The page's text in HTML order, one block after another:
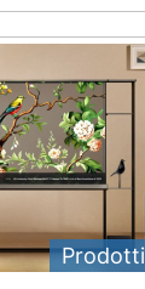
Prodotti